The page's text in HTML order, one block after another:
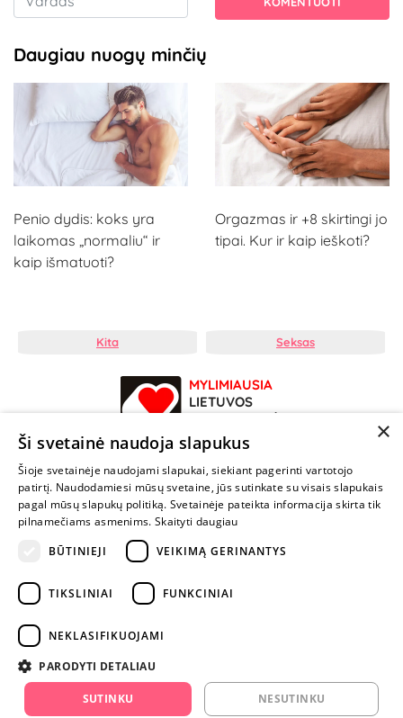
Daugiau nuogų minčių
Penio dydis: koks yra
laikomas „normaliu“ ir
kaip išmatuoti?
Orgazmas ir +8 skirtingi jo
tipai. Kur ir kaip ieškoti?
Kita Seksas
MYLIMIAUSIA
LIETUVOS
ELEKTRONINĖ
PARDUOTUVĖ
NENUSTOK
ŽAISTI
+370 600 84088
info@fantazijos.lt
instagram.com/fantazijos.lt
Karjera
×
Ši svetainė naudoja slapukus
Šioje svetainėje naudojami slapukai, siekiant pagerinti vartotojo
patirtį. Naudodamiesi mūsų svetaine, jūs sutinkate su visais slapukais
pagal mūsų slapukų politiką. Svetainėje pateikta informacija skirta tik
pilnamečiams asmenims. Skaityti daugiau
BŪTINIEJI
VEIKIMĄ GERINANTYS
TIKSLINIAI FUNKCINIAI
NEKLASIFIKUOJAMI
PARODYTI DETALIAU
SUTINKU NESUTINKU